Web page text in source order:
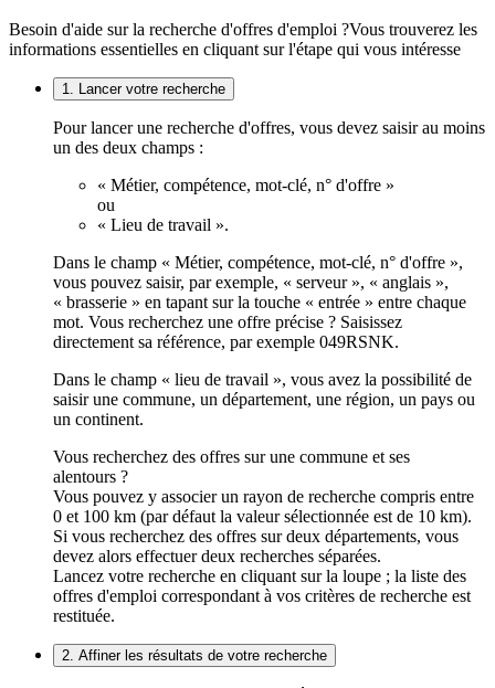
Besoin d'aide sur la recherche d'offres d'emploi ?Vous trouverez les
informations essentielles en cliquant sur l'étape qui vous intéresse
1. Lancer votre recherche
Pour lancer une recherche d'offres, vous devez saisir au moins
un des deux champs :
« Métier, compétence, mot-clé, n° d'offre »
ou
« Lieu de travail ».
Dans le champ « Métier, compétence, mot-clé, n° d'offre »,
vous pouvez saisir, par exemple, « serveur », « anglais »,
« brasserie » en tapant sur la touche « entrée » entre chaque
mot. Vous recherchez une offre précise ? Saisissez
directement sa référence, par exemple 049RSNK.
Dans le champ « lieu de travail », vous avez la possibilité de
saisir une commune, un département, une région, un pays ou
un continent.
Vous recherchez des offres sur une commune et ses
alentours ?
Vous pouvez y associer un rayon de recherche compris entre
0 et 100 km (par défaut la valeur sélectionnée est de 10 km).
Si vous recherchez des offres sur deux départements, vous
devez alors effectuer deux recherches séparées.
Lancez votre recherche en cliquant sur la loupe ; la liste des
offres d'emploi correspondant à vos critères de recherche est
restituée.
2. Affiner les résultats de votre recherche